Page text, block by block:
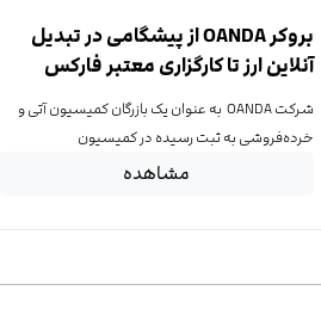
بروکر OANDA از پیشگامی در تبدیل
آنلاین ارز تا کارگزاری معتبر فارکس
شرکت OANDA به عنوان یک بازرگان کمیسیون آتی و
خرده‌فروشی به ثبت رسیده در کمیسیون
مشاهده